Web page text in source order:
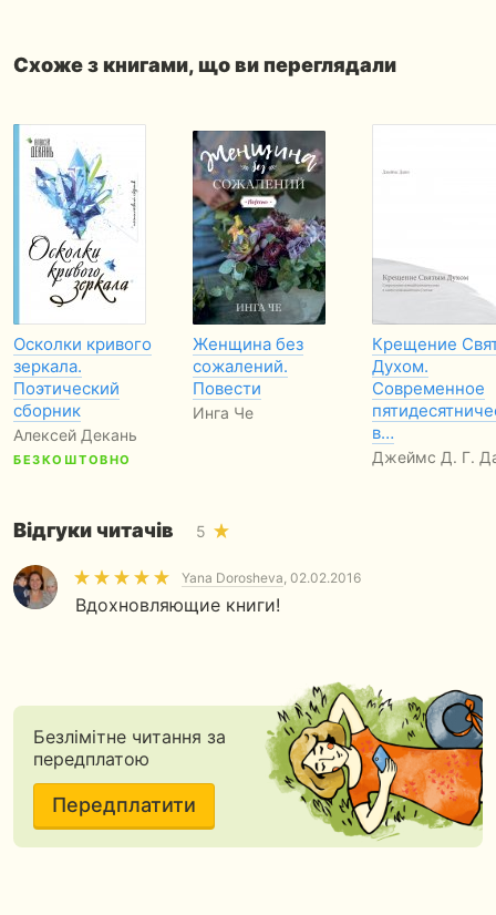
Схоже з книгами, що ви переглядали
Осколки кривого
зеркала.
Поэтический
сборник
Алексей Декань
БЕЗКОШТОВНО
Женщина без
сожалений.
Повести
Инга Че
Крещение
Духом.
Современное
в…
Джеймс Д. Г.
Відгуки читачів 5
Yana Dorosheva, 02.02.2016
Вдохновляющие книги!
Безлімітне читання за
передплатою
Передплатити